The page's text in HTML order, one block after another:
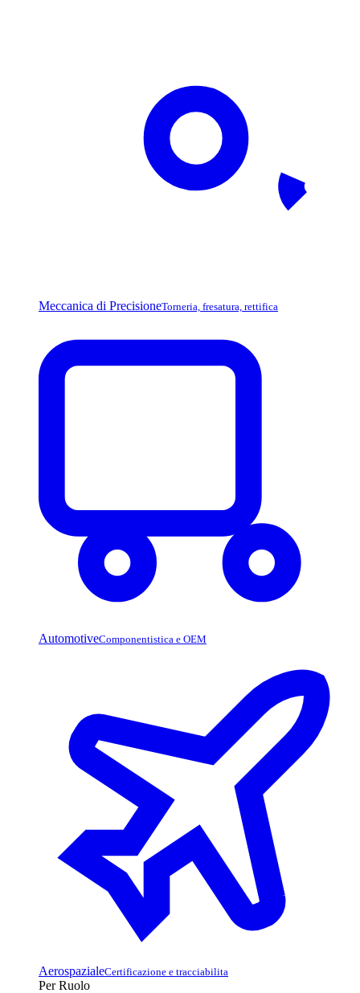
Meccanica di PrecisioneTorneria, fresatura, rettifica
AutomotiveComponentistica e OEM
AerospazialeCertificazione e tracciabilita
Per Ruolo